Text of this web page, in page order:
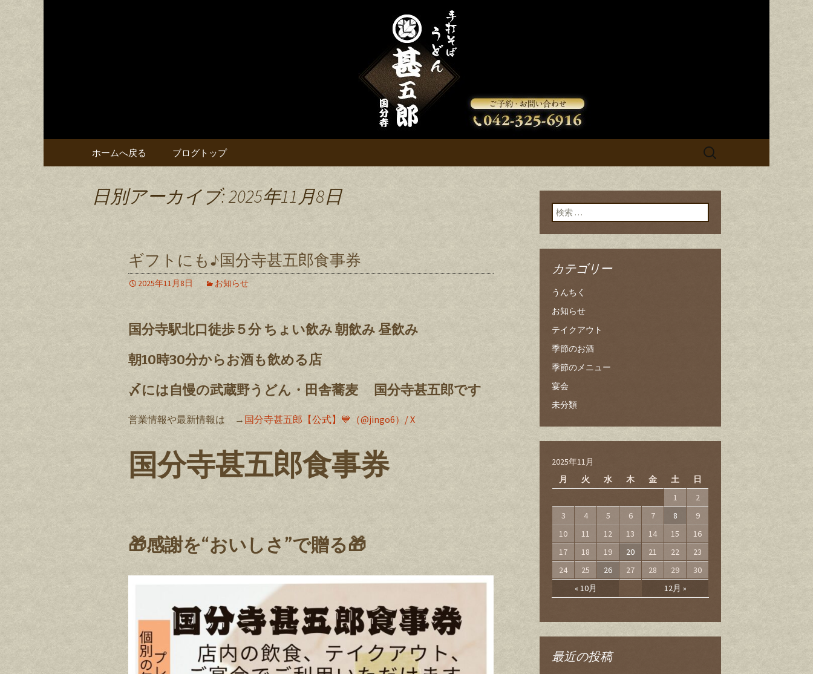
甚五郎のお知らせ
コンテンツへ移動
ホームへ戻る ブログトップ
検
日別アーカイブ: 2025年11月8日
ギフトにも♪国分寺甚五郎食事券
2025年11月8日 お知らせ
国分寺駅北口徒歩５分 ちょい飲み 朝飲み 昼飲み
朝10時30分からお酒も飲める店
〆には自慢の武蔵野うどん・田舎蕎麦 国分寺甚五郎です
営業情報や最新情報は → 国分寺甚五郎【公式】💙（@jingo6）/ X
国分寺甚五郎食事券
🎁感謝を“おいしさ”で贈る🎁
検索:
カテゴリー
うんちく
お知らせ
テイクアウト
季節のお酒
季節のメニュー
宴会
未分類
2025年11月
月
火 水 木 金 土 日
« 10月 12月 »
1
2
3
4 5 6 7 8
9
10
11 12 13 14 15
16
17
18 19 20 21 22
23
24
25 26 27 28 29 30
最近の投稿